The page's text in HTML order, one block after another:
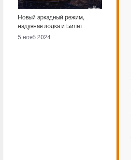
Новый аркадный режим,
надувная лодка и Билет
ремесленника. Представлен
5 нояб 2024